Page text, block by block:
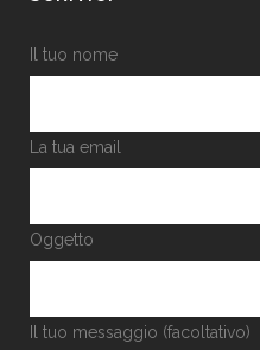
Il tuo nome
La tua email
Oggetto
Il tuo messaggio (facoltativo)